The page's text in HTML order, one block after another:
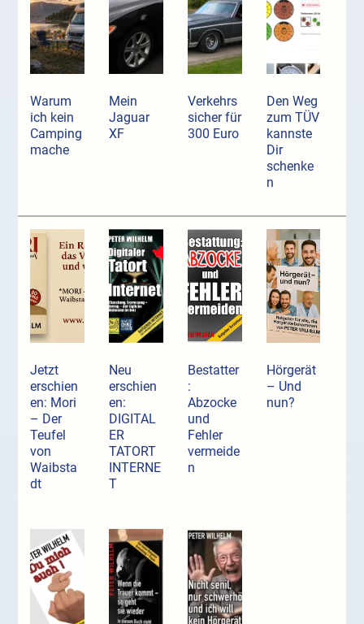
Warum
ich kein
Camping
mache
Mein
Jaguar
XF
Verkehrs
sicher für
300 Euro
Den Weg
zum TÜV
kannste
Dir
schenke
n
Jetzt
erschien
en: Mori
– Der
Teufel
von
Waibsta
dt
Neu
erschien
en:
DIGITAL
ER
TATORT
INTERNE
T
Bestatter
:
Abzocke
und
Fehler
vermeide
n
Hörgerät
– Und
nun?